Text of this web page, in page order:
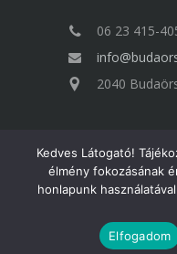
06 23 415-
2040
Minden jog
Kedves Látogató!
élmény fokozásának
honlapunk
Elfogadom